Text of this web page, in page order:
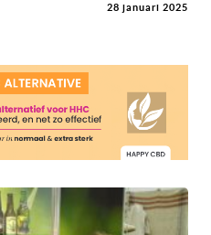
28 januari 2025